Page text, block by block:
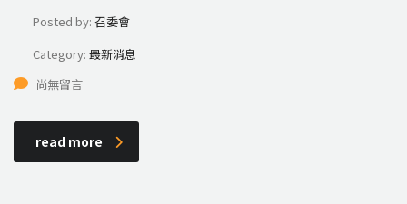
Posted by: 召委會
Category: 最新消息
尚無留言
read more